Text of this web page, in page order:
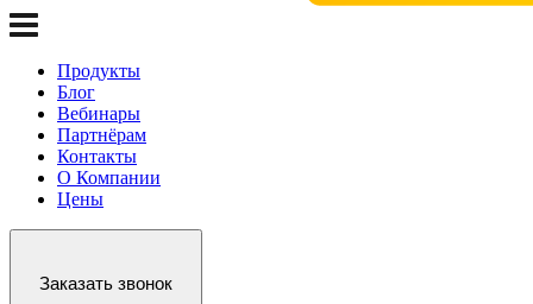
Продукты
Блог
Вебинары
Партнёрам
Контакты
О Компании
Цены
Заказать звонок